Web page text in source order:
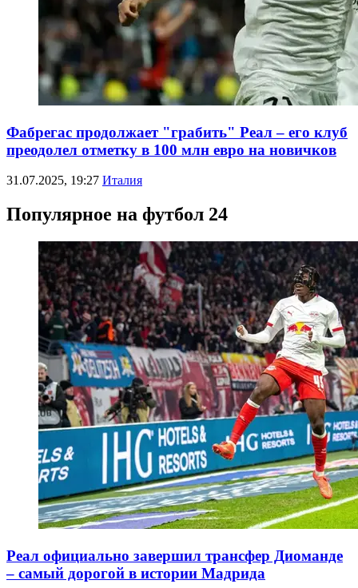
Фабрегас продолжает "грабить" Реал – его клуб
преодолел отметку в 100 млн евро на новичков
31.07.2025, 19:27 Италия
Популярное на футбол 24
Реал официально завершил трансфер Диоманде
– самый дорогой в истории Мадрида